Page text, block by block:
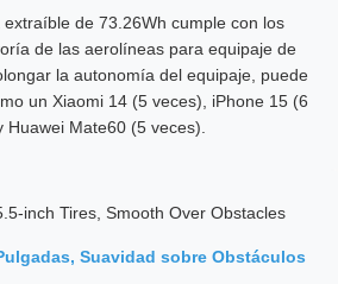
de 73.26Wh cumple con los
de las aerolíneas para equipaje de
la autonomía del equipaje, puede
un Xiaomi 14 (5 veces), iPhone 15 (6
Huawei Mate60 (5 veces).
Suavidad sobre Obstáculos